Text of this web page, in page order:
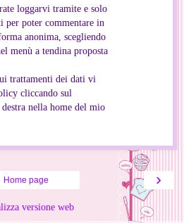
loggarvi tramite e solo
per poter commentare in
anonima, scegliendo
menù a tendina proposta
trattamenti dei dati vi
cliccando sul
nella home del mio
›
Home page
versione web